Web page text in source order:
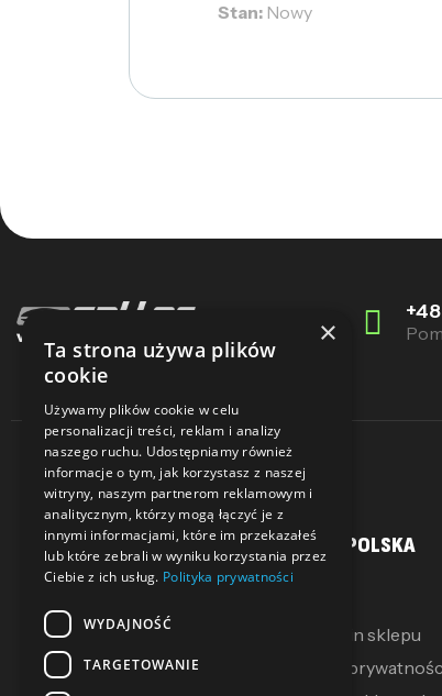
Stan: Nowy
MOJE KONTO
Moje pokwitowania
Mój koszyk
SALLER POLSKA
Regulamin sklepu
Polityka
×
Ta strona używa plików
cookie
Używamy plików cookie w celu
personalizacji treści, reklam i analizy
naszego ruchu. Udostępniamy również
informacje o tym, jak korzystasz z naszej
witryny, naszym partnerom reklamowym i
analitycznym, którzy mogą łączyć je z
innymi informacjami, które im przekazałeś
lub które zebrali w wyniku korzystania przez
Ciebie z ich usług. Polityka prywatności
WYDAJNOŚĆ
TARGETOWANIE